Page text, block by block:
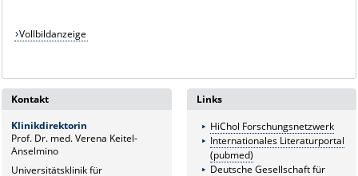
Vollbildanzeige
Kontakt
Klinikdirektorin
Prof. Dr. med. Verena Keitel-
Anselmino
Universitätsklinik für
Links
HiChol Forschungsnetzwerk
Internationales Literaturportal
(pubmed)
Deutsche Gesellschaft für